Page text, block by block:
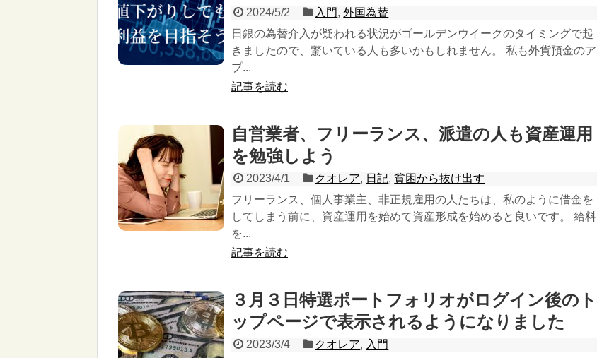
2024/5/2 入門,外国為替
日銀の為替介入が疑われる状況がゴールデンウイークのタイミングで起
きましたので、驚いている人も多いかもしれません。 私も外貨預金のア
プ...
記事を読む
自営業者、フリーランス、派遣の人も資産運用
を勉強しよう
2023/4/1 クオレア, 日記,貧困から抜け出す
フリーランス、個人事業主、非正規雇用の人たちは、私のように借金を
してしまう前に、資産運用を始めて資産形成を始めると良いです。 給料
を...
記事を読む
３月３日特選ポートフォリオがログイン後のト
ップページで表示されるようになりました
2023/3/4 クオレア, 入門